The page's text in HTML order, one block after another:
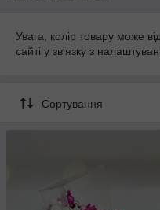
Увага, колір товару може
сайті у зв'язку з
Сортування